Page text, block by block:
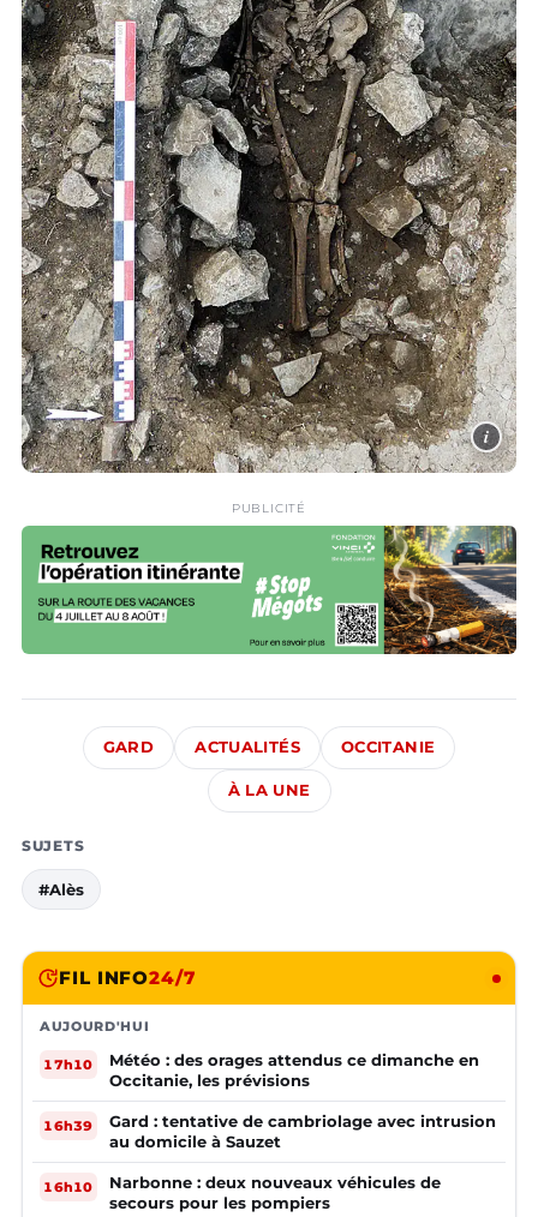
i
PUBLICITÉ
GARD ACTUALITÉS OCCITANIE
À LA UNE
SUJETS
#Alès
FIL INFO24/7
AUJOURD'HUI
17h10
Météo : des orages attendus ce dimanche en
Occitanie, les prévisions
16h39
Gard : tentative de cambriolage avec intrusion
au domicile à Sauzet
16h10
Narbonne : deux nouveaux véhicules de
secours pour les pompiers